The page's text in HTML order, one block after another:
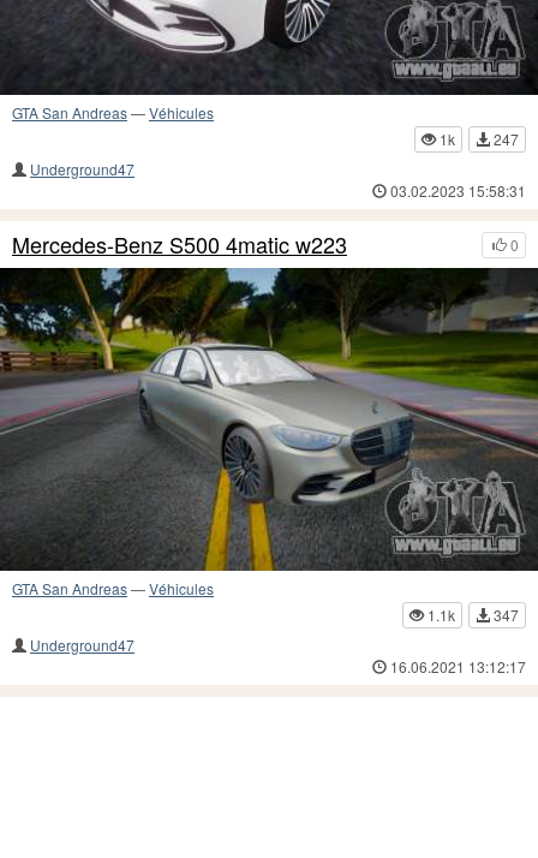
GTA San Andreas—Véhicules
1k
247
Underground47
03.02.2023 15:58:31
0
Mercedes-Benz S500 4matic w223
GTA San Andreas—Véhicules
1.1k
347
Underground47
16.06.2021 13:12:17